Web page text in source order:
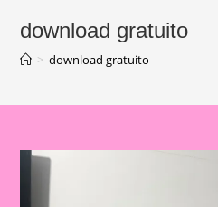
download gratuito
> download gratuito